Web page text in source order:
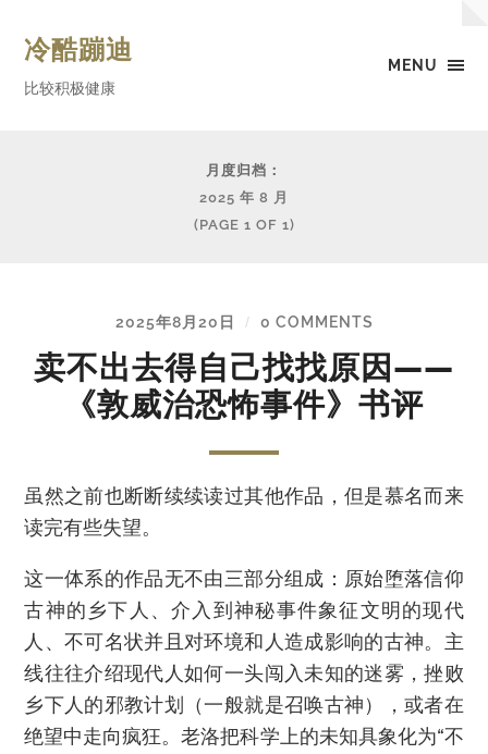
MENU
冷酷蹦迪
比较积极健康
月度归档：
2025 年 8 月
(PAGE 1 OF 1)
2025年8月20日 / 0 COMMENTS
卖不出去得自己找找原因——
《敦威治恐怖事件》书评
虽然之前也断断续续读过其他作品，但是慕名而来
读完有些失望。
这一体系的作品无不由三部分组成：原始堕落信仰
古神的乡下人、介入到神秘事件象征文明的现代
人、不可名状并且对环境和人造成影响的古神。主
线往往介绍现代人如何一头闯入未知的迷雾，挫败
乡下人的邪教计划（一般就是召唤古神），或者在
绝望中走向疯狂。老洛把科学上的未知具象化为“不